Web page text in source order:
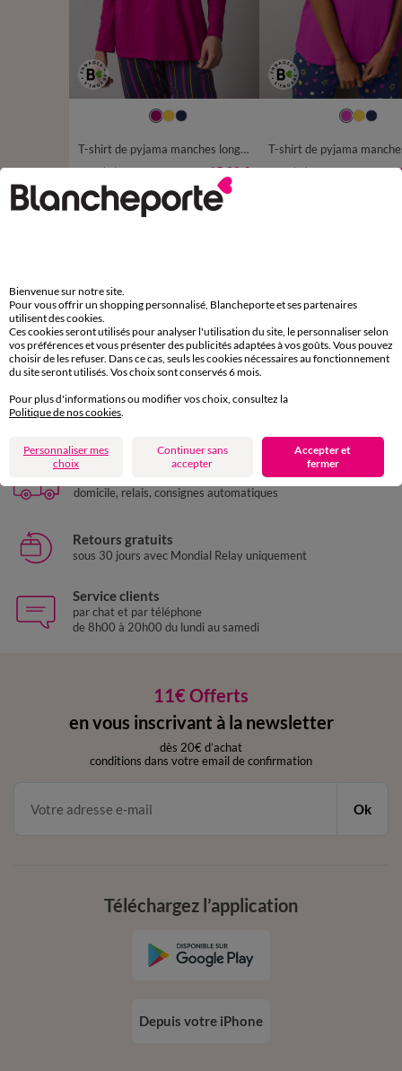
38/40 42/44
T-shirt de pyjama manches longues imprimé Estrella
à partir de 15,99 €
-50% dès 2 art Code 899013
38/40 42/44
à partir de
Bas de pyjama
Pyjama, pyjacourt et pyjashort
Mix and Match pyjama
Paiement 100% sécurisé
domicile, relais, consignes automatiques
Retours gratuits
sous 30 jours avec Mondial Relay uniquement
Service clients
par chat et par téléphone
de 8h00 à 20h00 du lundi au samedi
11€ Offerts
en vous inscrivant à la newsletter
dès 20€ d’achat
conditions dans votre email de confirmation
Ok
Téléchargez l’application
Depuis votre iPhone
Bienvenue sur notre site.
Pour vous offrir un shopping personnalisé, Blancheporte et ses partenaires
utilisent des cookies.
Ces cookies seront utilisés pour analyser l'utilisation du site, le personnaliser selon
vos préférences et vous présenter des publicités adaptées à vos goûts. Vous pouvez
choisir de les refuser. Dans ce cas, seuls les cookies nécessaires au fonctionnement
du site seront utilisés. Vos choix sont conservés 6 mois.
Pour plus d'informations ou modifier vos choix, consultez la
Politique de nos cookies
Personnaliser mes
choix
Continuer sans
accepter
Accepter et
fermer